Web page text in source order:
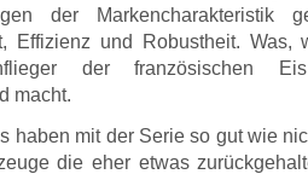
der Markencharakteristik
Effizienz und Robustheit.
der französischen
macht.
haben mit der Serie so gut wie
die eher etwas